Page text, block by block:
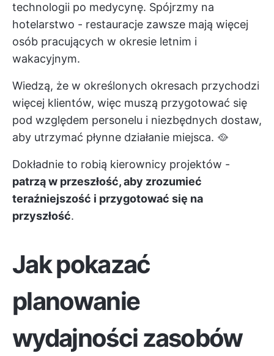
technologii po medycynę. Spójrzmy na
hotelarstwo - restauracje zawsze mają więcej
osób pracujących w okresie letnim i
wakacyjnym.
Wiedzą, że w określonych okresach przychodzi
więcej klientów, więc muszą przygotować się
pod względem personelu i niezbędnych dostaw,
aby utrzymać płynne działanie miejsca. 🥘
Dokładnie to robią kierownicy projektów -
patrzą w przeszłość, aby zrozumieć
teraźniejszość i przygotować się na
przyszłość.
Jak pokazać
planowanie
wydajności zasobów